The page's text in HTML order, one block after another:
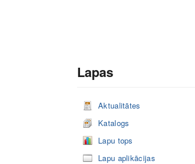
Lapas
Aktualitātes
Katalogs
Lapu tops
Lapu aplikācijas